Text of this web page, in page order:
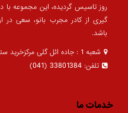
روز تاسیس گردیده، این مجموعه با
گیری از کادر مجرب بانو، سعی در
باشد.
شعبه 1 : جاده ائل گلی مرکزخرید ستاره امید طبقه منفی یک پلاک 33
تلفن: 33801384 (041)
خدمات ما